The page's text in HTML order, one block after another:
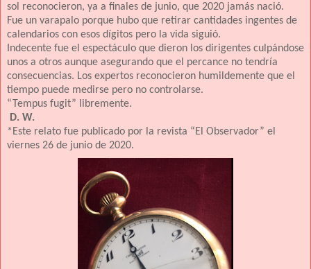
sol reconocieron, ya a finales de junio, que 2020 jamás nació.
Fue un varapalo porque hubo que retirar cantidades ingentes de
calendarios con esos dígitos pero la vida siguió.
Indecente fue el espectáculo que dieron los dirigentes culpándose
unos a otros aunque asegurando que el percance no tendría
consecuencias. Los expertos reconocieron humildemente que el
tiempo puede medirse pero no controlarse.
“Tempus fugit” libremente.
D. W.
*Este relato fue publicado por la revista “El Observador” el
viernes 26 de junio de 2020.